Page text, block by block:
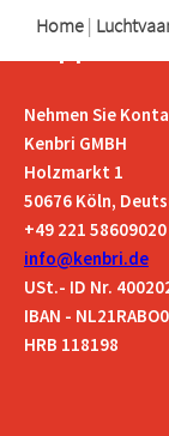
Home |
Support
Nehmen Sie
Kenbri GMBH
Holzmarkt 1
50676 Köln,
+49 221 58609020
info@kenbri.de
USt.- ID Nr.
IBAN -
HRB 118198